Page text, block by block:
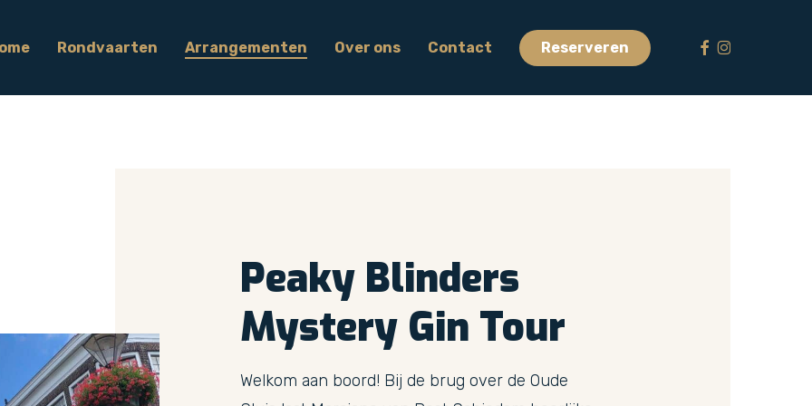
Rondvaarten Arrangementen Over ons Contact Reserveren facebook
instagram
Peaky Blinders
Mystery Gin Tour
Welkom aan boord! Bij de brug over de Oude